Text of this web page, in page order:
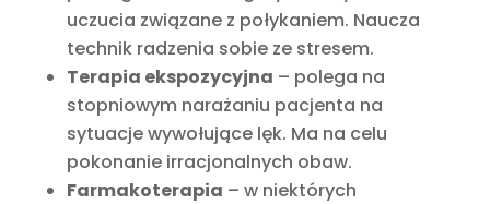
uczucia związane z połykaniem. Naucza
technik radzenia sobie ze stresem.
Terapia ekspozycyjna – polega na
stopniowym narażaniu pacjenta na
sytuacje wywołujące lęk. Ma na celu
pokonanie irracjonalnych obaw.
Farmakoterapia – w niektórych